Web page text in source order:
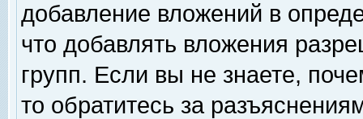
добавление вложений в
что добавлять вложения
групп. Если вы не знаете,
то обратитесь за